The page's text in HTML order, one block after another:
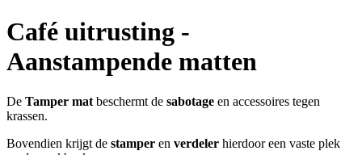
Café uitrusting -
Aanstampende matten
De Tamper mat beschermt de sabotage en accessoires tegen
krassen.
Bovendien krijgt de stamper en verdeler hierdoor een vaste plek